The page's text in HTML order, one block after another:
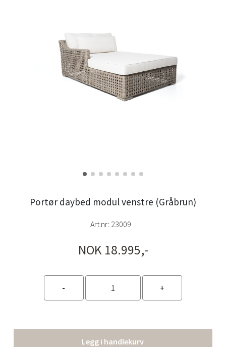
Portør daybed modul venstre (Gråbrun)
Art.nr: 23009
NOK 18.995,-
Legg i handlekurv